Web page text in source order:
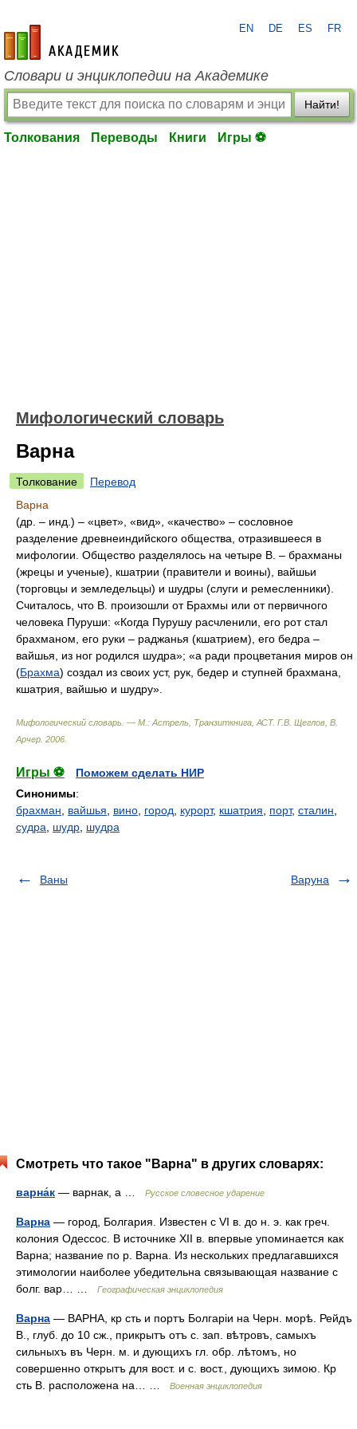
academic.ru
EN DE ES FR
Словари и энциклопедии на Академике
Найти!
Толкования Переводы Книги Игры ⚽
Мифологический словарь
Варна
Толкование
Перевод
Варна
(др. – инд.) – «цвет», «вид», «качество» – сословное
разделение древнеиндийского общества, отразившееся в
мифологии. Общество разделялось на четыре В. – брахманы
(жрецы и ученые), кшатрии (правители и воины), вайшьи
(торговцы и земледельцы) и шудры (слуги и ремесленники).
Считалось, что В. произошли от Брахмы или от первичного
человека Пуруши: «Когда Пурушу расчленили, его рот стал
брахманом, его руки – раджанья (кшатрием), его бедра –
вайшья, из ног родился шудра»; «а ради процветания миров он
(Брахма) создал из своих уст, рук, бедер и ступней брахмана,
кшатрия, вайшью и шудру».
Мифологический словарь. — М.: Астрель, Транзиткнига, АСТ. Г.В. Щеглов, В.
Арчер 2006
Игры ⚽
Поможем сделать НИР
Синонимы:
брахман
вайшья вино город курорт, кшатрия порт, сталин
судра
шудр шудра
Ваны Варуна
Смотреть что такое "Варна" в других словарях:
варна́к — варнак, а … Русское словесное ударение
Варна — город, Болгария. Известен с VI в. до н. э. как греч.
колония Одессос. В источнике XII в. впервые упоминается как
Варна; название по р. Варна. Из нескольких предлагавшихся
этимологии наиболее убедительна связывающая название с
болг. вар… …
Географическая энциклопедия
Варна — ВАРНА, кр сть и портъ Болгаріи на Черн. морѣ. Рейдъ
В., глуб. до 10 сж., прикрытъ отъ с. зап. вѣтровъ, самыхъ
сильныхъ въ Черн. м. и дующихъ гл. обр. лѣтомъ, но
совершенно открытъ для вост. и с. вост., дующихъ зимою. Кр
сть В. расположена на… …
Военная энциклопедия